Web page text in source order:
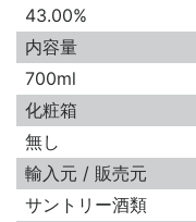
43.00%
内容量
700ml
化粧箱
無し
輸入元 / 販売元
サントリー酒類